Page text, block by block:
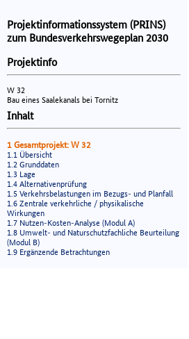
Projektinformationssystem (PRINS)
zum Bundesverkehrswegeplan 2030
Projektinfo
W 32
Bau eines Saalekanals bei Tornitz
Inhalt
1 Gesamtprojekt: W 32
1.1 Übersicht
1.2 Grunddaten
1.3 Lage
1.4 Alternativenprüfung
1.5 Verkehrsbelastungen im Bezugs- und Planfall
1.6 Zentrale verkehrliche / physikalische
Wirkungen
1.7 Nutzen-Kosten-Analyse (Modul A)
1.8 Umwelt- und Naturschutzfachliche Beurteilung
(Modul B)
1.9 Ergänzende Betrachtungen